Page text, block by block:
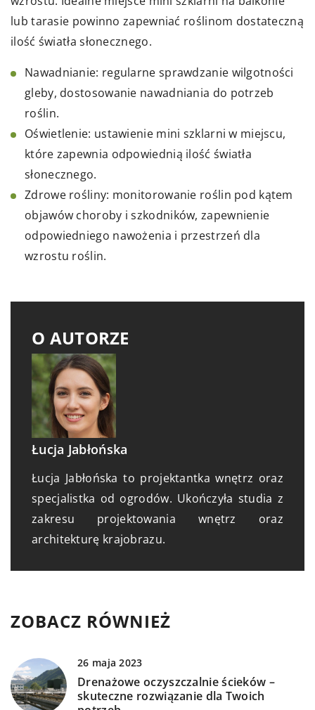
lub tarasie powinno zapewniać roślinom dostateczną
ilość światła słonecznego.
Nawadnianie: regularne sprawdzanie wilgotności
gleby, dostosowanie nawadniania do potrzeb
roślin.
Oświetlenie: ustawienie mini szklarni w miejscu,
które zapewnia odpowiednią ilość światła
słonecznego.
Zdrowe rośliny: monitorowanie roślin pod kątem
objawów choroby i szkodników, zapewnienie
odpowiedniego nawożenia i przestrzeń dla
wzrostu roślin.
O AUTORZE
Łucja Jabłońska
Łucja Jabłońska to projektantka wnętrz oraz
specjalistka od ogrodów. Ukończyła studia z
zakresu projektowania wnętrz oraz
architekturę krajobrazu.
ZOBACZ RÓWNIEŻ
26 maja 2023
Drenażowe oczyszczalnie ścieków –
skuteczne rozwiązanie dla Twoich